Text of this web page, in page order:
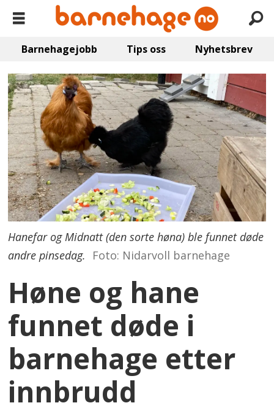
Barnehagejobb Tips oss Nyhetsbrev
Hanefar og Midnatt (den sorte høna) ble funnet døde
andre pinsedag.
Foto: Nidarvoll barnehage
Høne og hane
funnet døde i
barnehage etter
innbrudd